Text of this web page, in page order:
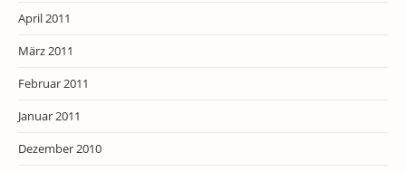
April 2011
März 2011
Februar 2011
Januar 2011
Dezember 2010